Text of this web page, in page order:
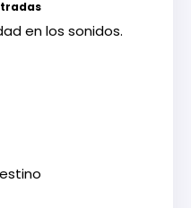
en los sonidos.